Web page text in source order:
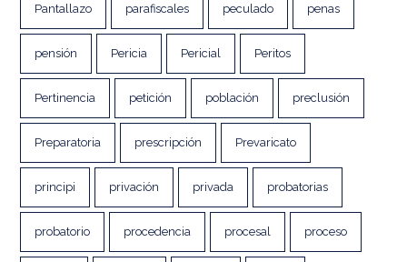
Pantallazo parafiscales peculado penas
pensión Pericia Pericial Peritos
Pertinencia petición población preclusión
Preparatoria prescripción Prevaricato
principi privación privada probatorias
probatorio procedencia procesal proceso